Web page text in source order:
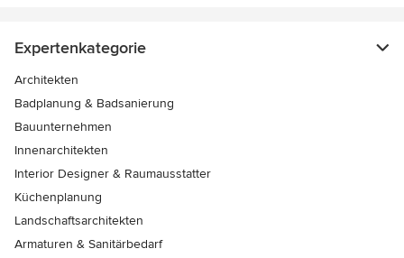
Expertenkategorie
Architekten
Badplanung & Badsanierung
Bauunternehmen
Innenarchitekten
Interior Designer & Raumausstatter
Küchenplanung
Landschaftsarchitekten
Armaturen & Sanitärbedarf